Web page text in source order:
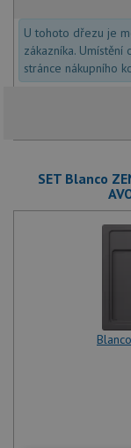
U tohoto dřezu je
zákazníka.
stránce nákupního
SET Blanco